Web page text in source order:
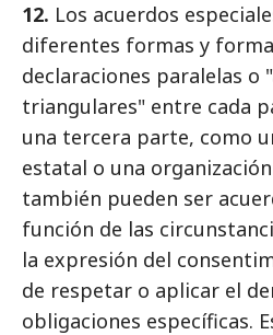
12. Los acuerdos
diferentes formas y
declaraciones paralelas o
triangulares" entre cada
una tercera parte, como
estatal o una
también pueden ser
función de las
la expresión del
de respetar o aplicar el
obligaciones específicas.